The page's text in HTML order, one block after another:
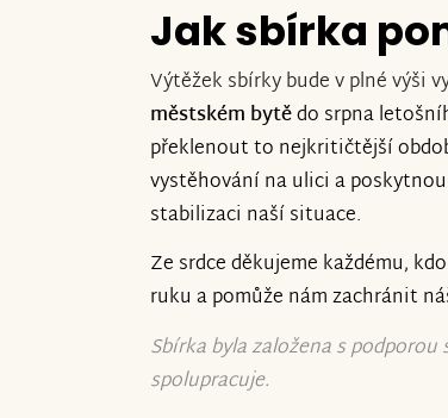
Jak sbírka
Výtěžek sbírky bude v plné výši
městském bytědo srpna
překlenout to nejkritičtější
vystěhování na ulici a
stabilizaci naší situace.
Ze srdce děkujeme každému,
ruku a pomůže nám zachránit
Sbírka byla založena s
spolupracuje.